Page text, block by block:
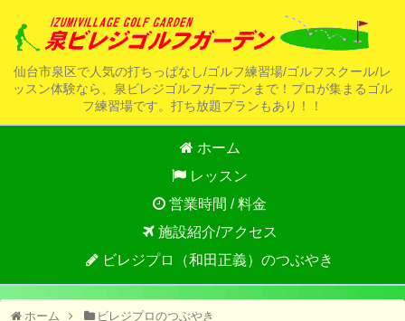
仙台市泉区で人気の打ちっぱなし/ゴルフ練習場/ゴルフスクール/レ
ッスン体験なら、泉ビレジゴルフガーデンまで！プロが集まるゴル
フ練習場です。打ち放題プランもあり！！
ホーム
レッスン
営業時間 / 料金
施設紹介/アクセス
ビレジプロ（和田正義）のつぶやき
ホーム ビレジプロのつぶやき